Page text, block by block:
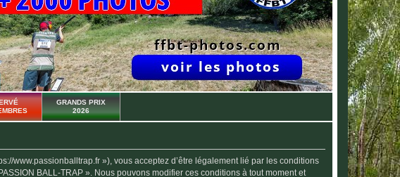
GRANDS PRIX
2026
www.passionballtrap.fr »), vous acceptez d’être légalement lié par les conditions
BALL-TRAP ». Nous pouvons modifier ces conditions à tout moment et